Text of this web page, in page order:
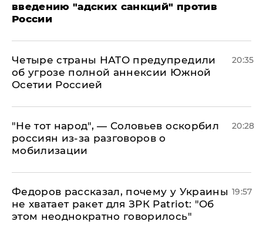
введению "адских санкций" против
России
Четыре страны НАТО предупредили
об угрозе полной аннексии Южной
Осетии Россией
20:35
​"Не тот народ", — Соловьев оскорбил
россиян из-за разговоров о
мобилизации
20:28
Федоров рассказал, почему у Украины
не хватает ракет для ЗРК Patriot: "Об
этом неоднократно говорилось"
19:57